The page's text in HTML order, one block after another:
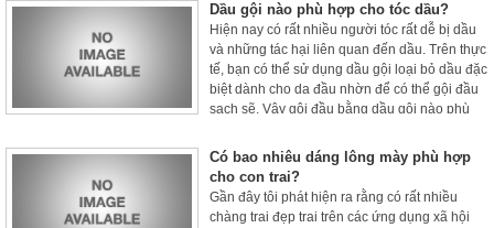
Dầu gội nào phù hợp cho tóc dầu?
Hiện nay có rất nhiều người tóc rất dễ bị dầu
và những tác hại liên quan đến dầu. Trên thực
tế, bạn có thể sử dụng dầu gội loại bỏ dầu đặc
biệt dành cho da đầu nhờn để có thể gội đầu
sạch sẽ. Vậy gội đầu bằng dầu gội nào phù
gì?
Có bao nhiêu dáng lông mày phù hợp
cho con trai?
Gần đây tôi phát hiện ra rằng có rất nhiều
chàng trai đẹp trai trên các ứng dụng xã hội